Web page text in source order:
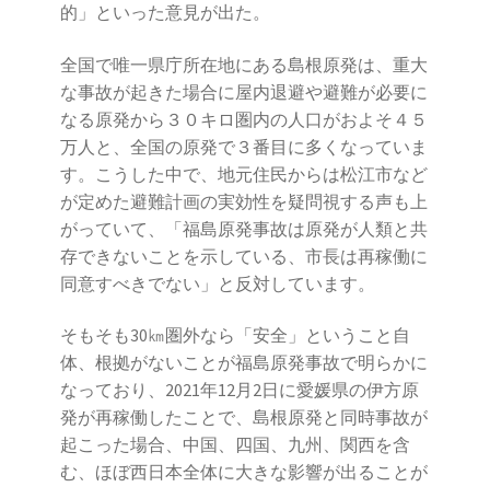
的」といった意見が出た。
全国で唯一県庁所在地にある島根原発は、重大
な事故が起きた場合に屋内退避や避難が必要に
なる原発から３０キロ圏内の人口がおよそ４５
万人と、全国の原発で３番目に多くなっていま
す。こうした中で、地元住民からは松江市など
が定めた避難計画の実効性を疑問視する声も上
がっていて、「福島原発事故は原発が人類と共
存できないことを示している、市長は再稼働に
同意すべきでない」と反対しています。
そもそも30㎞圏外なら「安全」ということ自
体、根拠がないことが福島原発事故で明らかに
なっており、2021年12月2日に愛媛県の伊方原
発が再稼働したことで、島根原発と同時事故が
起こった場合、中国、四国、九州、関西を含
む、ほぼ西日本全体に大きな影響が出ることが